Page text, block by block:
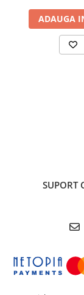
ADAUGA
SUPORT